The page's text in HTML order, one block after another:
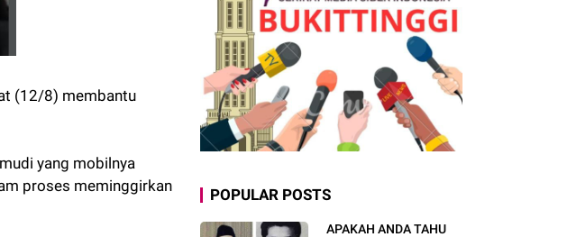
(12/8) membantu
yang mobilnya
proses meminggirkan
POPULAR POSTS
APAKAH ANDA TAHU